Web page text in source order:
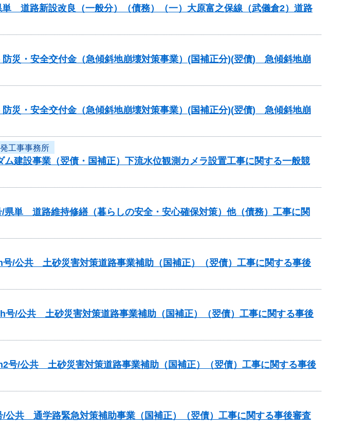
単 道路新設改良（一般分）（債務）（一）大原富之保線（武儀倉2）道路
防災・安全交付金（急傾斜地崩壊対策事業）(国補正分)(翌債) 急傾斜地崩
防災・安全交付金（急傾斜地崩壊対策事業）(国補正分)(翌債) 急傾斜地崩
工事事務所
建設事業（翌債・国補正）下流水位観測カメラ設置工事に関する一般競
/県単 道路維持修繕（暮らしの安全・安心確保対策）他（債務）工事に関
号/公共 土砂災害対策道路事業補助（国補正）（翌債）工事に関する事後
h号/公共 土砂災害対策道路事業補助（国補正）（翌債）工事に関する事後
号/公共 土砂災害対策道路事業補助（国補正）（翌債）工事に関する事後
/公共 通学路緊急対策補助事業（国補正）（翌債）工事に関する事後審査